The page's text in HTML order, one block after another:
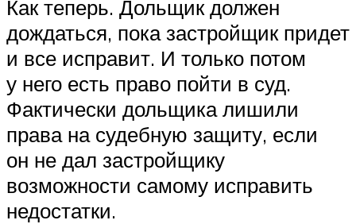
Как теперь. Дольщик должен
дождаться, пока застройщик придет
и все исправит. И только потом
у него есть право пойти в суд.
Фактически дольщика лишили
права на судебную защиту, если
он не дал застройщику
возможности самому исправить
недостатки.